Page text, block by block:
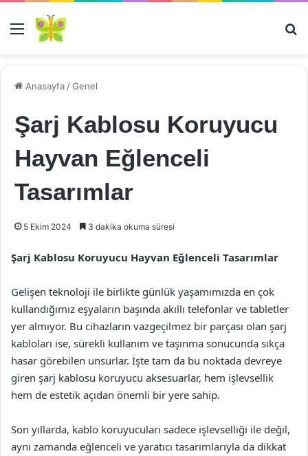
Menü
Anasayfa /Genel
Şarj Kablosu Koruyucu
Hayvan Eğlenceli
Tasarımlar
5 Ekim 2024 3 dakika okuma süresi
Şarj Kablosu Koruyucu Hayvan Eğlenceli Tasarımlar
Gelişen teknoloji ile birlikte günlük yaşamımızda en çok
kullandığımız eşyaların başında akıllı telefonlar ve tabletler
yer almıyor. Bu cihazların vazgeçilmez bir parçası olan şarj
kabloları ise, sürekli kullanım ve taşınma sonucunda sıkça
hasar görebilen unsurlar. İşte tam da bu noktada devreye
giren şarj kablosu koruyucu aksesuarlar, hem işlevsellik
hem de estetik açıdan önemli bir yere sahip.
Son yıllarda, kablo koruyucuları sadece işlevselliği ile değil,
aynı zamanda eğlenceli ve yaratıcı tasarımlarıyla da dikkat